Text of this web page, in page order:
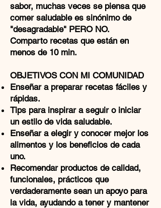
sabor, muchas veces se piensa que
comer saludable es sinónimo de
"desagradable" PERO NO.
Comparto recetas que están en
menos de 10 min.
OBJETIVOS CON MI COMUNIDAD
Enseñar a preparar recetas fáciles y
rápidas.
Tips para inspirar a seguir o iniciar
un estilo de vida saludable.
Enseñar a elegir y conocer mejor los
alimentos y los beneficios de cada
uno.
Recomendar productos de calidad,
funcionales, prácticos que
verdaderamente sean un apoyo para
la vida, ayudando a tener y mantener